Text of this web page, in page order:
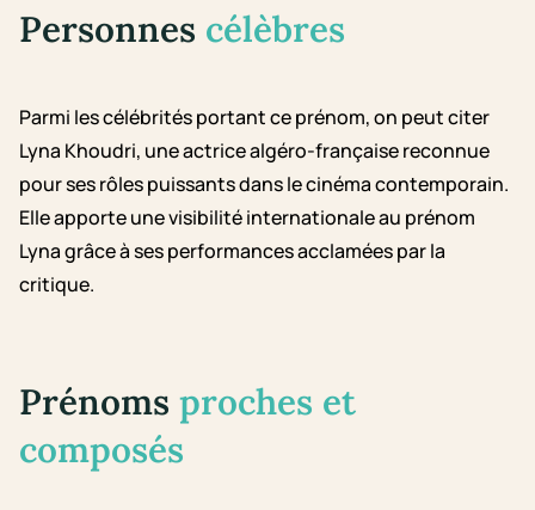
Personnes célèbres
Parmi les célébrités portant ce prénom, on peut citer
Lyna Khoudri, une actrice algéro-française reconnue
pour ses rôles puissants dans le cinéma contemporain.
Elle apporte une visibilité internationale au prénom
Lyna grâce à ses performances acclamées par la
critique.
Prénoms proches et
composés